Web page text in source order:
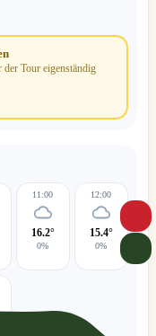
Tour eigenständig
11:00
16.2°
0%
12:00
15.4°
0%